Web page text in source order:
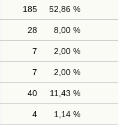
185 52,86 %
28 8,00 %
7 2,00 %
7 2,00 %
40 11,43 %
4 1,14 %